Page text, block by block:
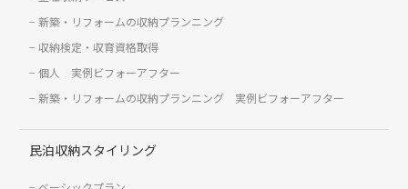
新築・リフォームの収納プランニング
収納検定・収育資格取得
個人 実例ビフォーアフター
新築・リフォームの収納プランニング 実例ビフォーアフター
民泊収納スタイリング